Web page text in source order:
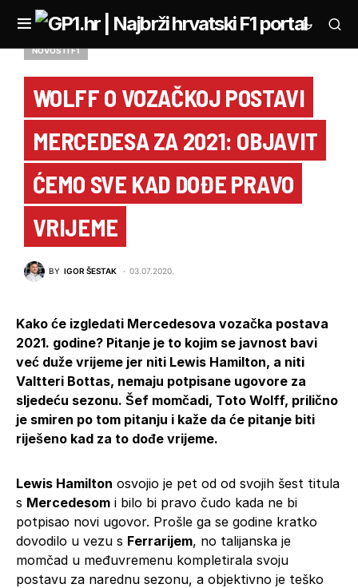
NOVOSTI F1
WOLFF O VOZAČKOJ POSTAVI
MERCEDESA ZA 2021: OBJAVIT
ĆEMO SVE KAD DOĐE PRAVO
VRIJEME
BY IGOR ŠESTAK 03.07.2020.
Kako će izgledati Mercedesova vozačka postava
2021. godine? Pitanje je to kojim se javnost bavi
već duže vrijeme jer niti Lewis Hamilton, a niti
Valtteri Bottas, nemaju potpisane ugovore za
sljedeću sezonu. Šef momčadi, Toto Wolff, prilično
je smiren po tom pitanju i kaže da će pitanje biti
riješeno kad za to dođe vrijeme.
Lewis Hamilton osvojio je pet od od svojih šest titula
s Mercedesom i bilo bi pravo čudo kada ne bi
potpisao novi ugovor. Prošle ga se godine kratko
dovodilo u vezu s Ferrarijem, no talijanska je
momčad u međuvremenu kompletirala svoju
postavu za narednu sezonu, a objektivno je teško